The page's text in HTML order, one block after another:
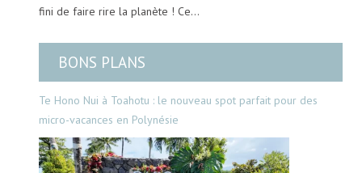
fini de faire rire la planète ! Ce…
BONS PLANS
Te Hono Nui à Toahotu : le nouveau spot parfait pour des
micro-vacances en Polynésie